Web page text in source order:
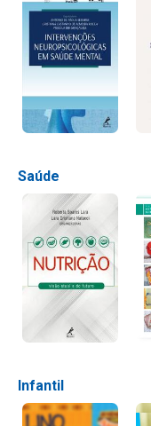
Saúde
Infantil